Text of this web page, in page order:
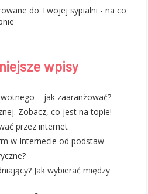
do Twojej sypialni - na co
wpisy
– jak zaaranżować?
Zobacz, co jest na topie!
przez internet
w Internecie od podstaw
Jak wybierać między